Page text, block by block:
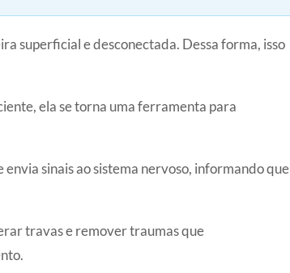
superficial e desconectada. Dessa forma, isso
ela se torna uma ferramenta para
sinais ao sistema nervoso, informando que
travas e remover traumas que